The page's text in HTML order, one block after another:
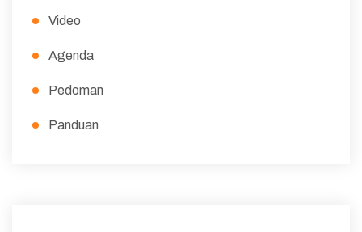
Video
Agenda
Pedoman
Panduan